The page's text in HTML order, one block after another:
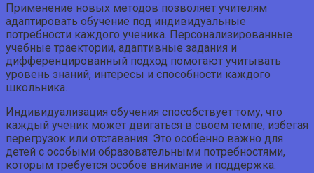
Применение новых методов позволяет учителям
адаптировать обучение под индивидуальные
потребности каждого ученика. Персонализированные
учебные траектории, адаптивные задания и
дифференцированный подход помогают учитывать
уровень знаний, интересы и способности каждого
школьника.
Индивидуализация обучения способствует тому, что
каждый ученик может двигаться в своем темпе, избегая
перегрузок или отставания. Это особенно важно для
детей с особыми образовательными потребностями,
которым требуется особое внимание и поддержка.